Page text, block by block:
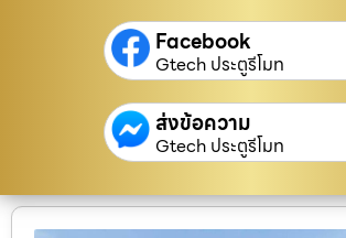
Facebook
Gtech ประตูรีโมท
ส่งข้อความ
Gtech ประตูรีโมท